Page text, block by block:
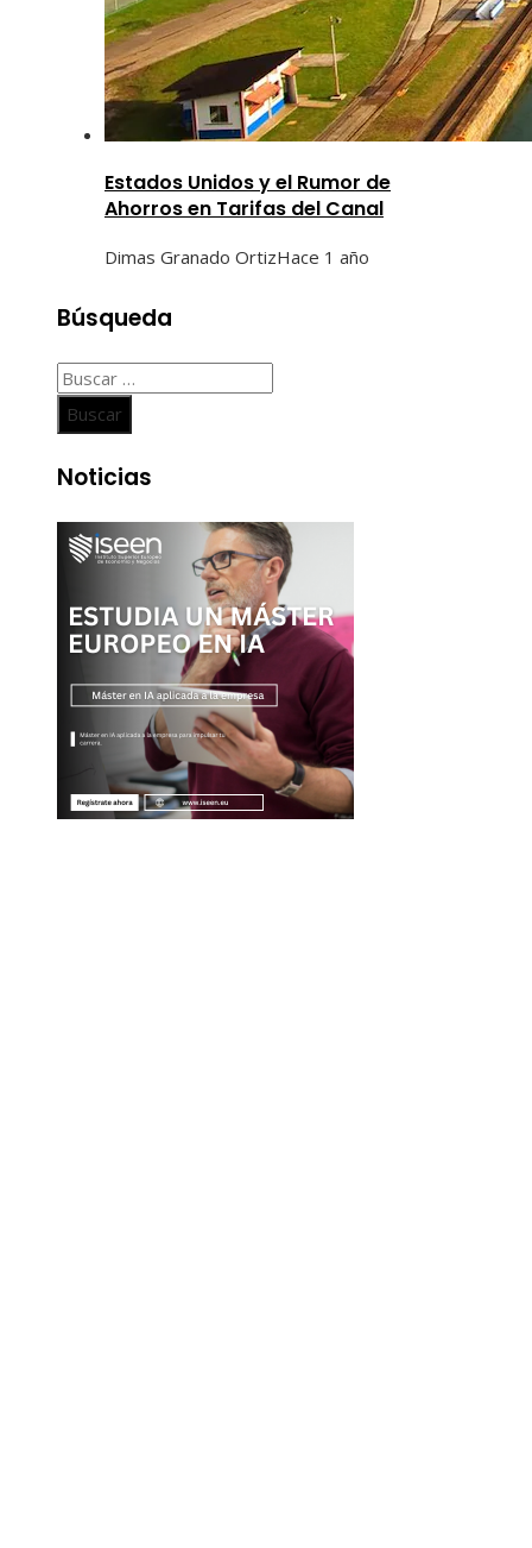
Estados Unidos y el Rumor de
Ahorros en Tarifas del Canal
Dimas Granado OrtizHace 1 año
Búsqueda
Buscar:
Noticias